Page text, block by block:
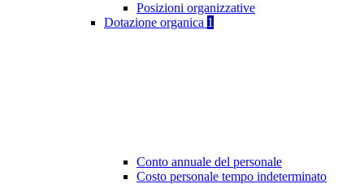
Posizioni organizzative
Dotazione organica 1
Conto annuale del personale
Costo personale tempo indeterminato